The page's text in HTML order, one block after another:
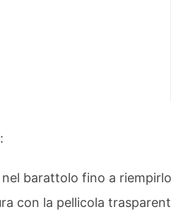
nel barattolo fino a
con la pellicola